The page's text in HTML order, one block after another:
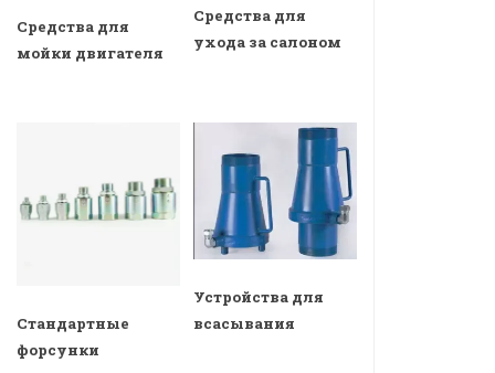
Средства для
мойки двигателя
Средства для
ухода за салоном
Стандартные
форсунки
Устройства для
всасывания